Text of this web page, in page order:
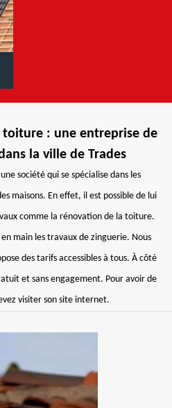
toiture : une entreprise de
la ville de Trades
société qui se spécialise dans les
maisons. En effet, il est possible de lui
comme la rénovation de la toiture.
main les travaux de zinguerie. Nous
des tarifs accessibles à tous. À côté
et sans engagement. Pour avoir de
visiter son site internet.